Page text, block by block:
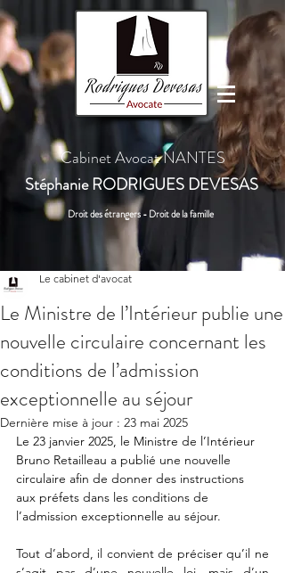
Cabinet Avocat NANTES
StéphanieRODRIGUES DEVESAS
Droit des étrangers - Droit de la famille
Le Ministre de l’Intérieur publie une
nouvelle circulaire concernant les
conditions de l’admission
exceptionnelle au séjour
Le cabinet d'avocat
Dernière mise à jour : 23 mai 2025
Le 23 janvier 2025, le Ministre de l’Intérieur
Bruno Retailleau a publié une nouvelle
circulaire afin de donner des instructions
aux préfets dans les conditions de
l’admission exceptionnelle au séjour.
Tout d’abord, il convient de préciser qu’il ne